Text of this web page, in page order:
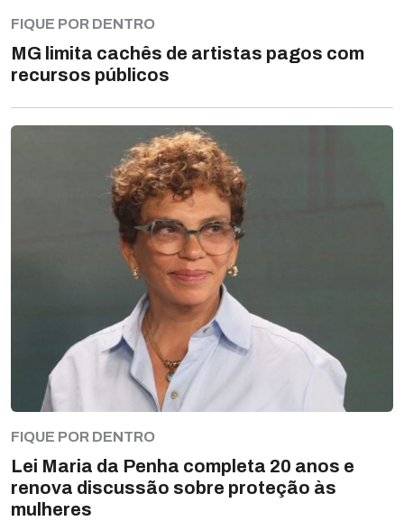
FIQUE POR DENTRO
MG limita cachês de artistas pagos com
recursos públicos
FIQUE POR DENTRO
Lei Maria da Penha completa 20 anos e
renova discussão sobre proteção às
mulheres